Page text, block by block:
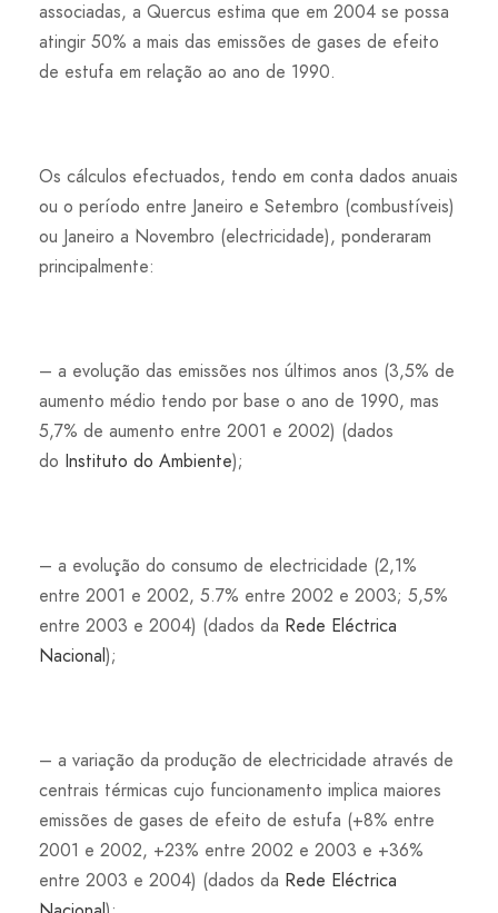
associadas, a Quercus estima que em 2004 se possa
atingir 50% a mais das emissões de gases de efeito
de estufa em relação ao ano de 1990.
Os cálculos efectuados, tendo em conta dados anuais
ou o período entre Janeiro e Setembro (combustíveis)
ou Janeiro a Novembro (electricidade), ponderaram
principalmente:
– a evolução das emissões nos últimos anos (3,5% de
aumento médio tendo por base o ano de 1990, mas
5,7% de aumento entre 2001 e 2002) (dados
do Instituto do Ambiente);
– a evolução do consumo de electricidade (2,1%
entre 2001 e 2002, 5.7% entre 2002 e 2003; 5,5%
entre 2003 e 2004) (dados da Rede Eléctrica
Nacional);
– a variação da produção de electricidade através de
centrais térmicas cujo funcionamento implica maiores
emissões de gases de efeito de estufa (+8% entre
2001 e 2002, +23% entre 2002 e 2003 e +36%
entre 2003 e 2004) (dados da Rede Eléctrica